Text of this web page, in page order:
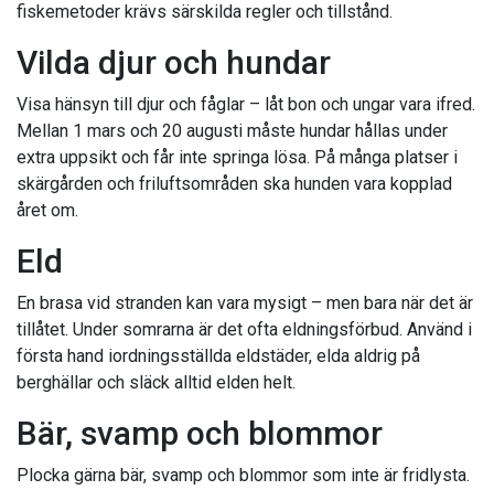
fiskemetoder krävs särskilda regler och tillstånd.
Vilda djur och hundar
Visa hänsyn till djur och fåglar – låt bon och ungar vara ifred.
Mellan 1 mars och 20 augusti måste hundar hållas under
extra uppsikt och får inte springa lösa. På många platser i
skärgården och friluftsområden ska hunden vara kopplad
året om.
Eld
En brasa vid stranden kan vara mysigt – men bara när det är
tillåtet. Under somrarna är det ofta eldningsförbud. Använd i
första hand iordningsställda eldstäder, elda aldrig på
berghällar och släck alltid elden helt.
Bär, svamp och blommor
Plocka gärna bär, svamp och blommor som inte är fridlysta.